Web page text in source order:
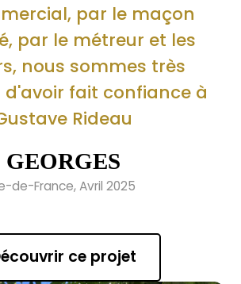
par le maçon
par le métreur et les
nous sommes très
fait confiance à
Rideau
GEORGES
de-France, Avril 2025
ce projet